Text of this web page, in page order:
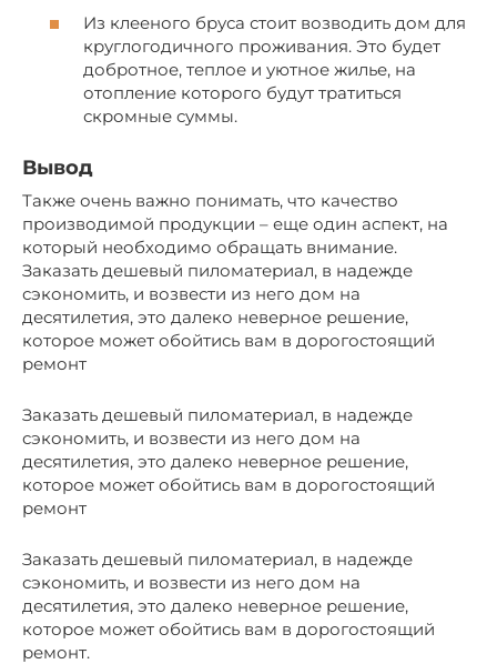
Из клееного бруса стоит возводить дом для
круглогодичного проживания. Это будет
добротное, теплое и уютное жилье, на
отопление которого будут тратиться
скромные суммы.
Вывод
Также очень важно понимать, что качество
производимой продукции – еще один аспект, на
который необходимо обращать внимание.
Заказать дешевый пиломатериал, в надежде
сэкономить, и возвести из него дом на
десятилетия, это далеко неверное решение,
которое может обойтись вам в дорогостоящий
ремонт
Заказать дешевый пиломатериал, в надежде
сэкономить, и возвести из него дом на
десятилетия, это далеко неверное решение,
которое может обойтись вам в дорогостоящий
ремонт
Заказать дешевый пиломатериал, в надежде
сэкономить, и возвести из него дом на
десятилетия, это далеко неверное решение,
которое может обойтись вам в дорогостоящий
ремонт.